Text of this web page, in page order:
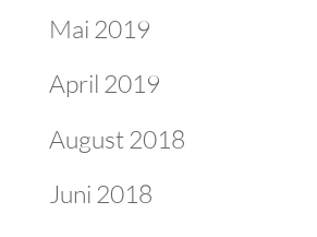
Mai 2019
April 2019
August 2018
Juni 2018